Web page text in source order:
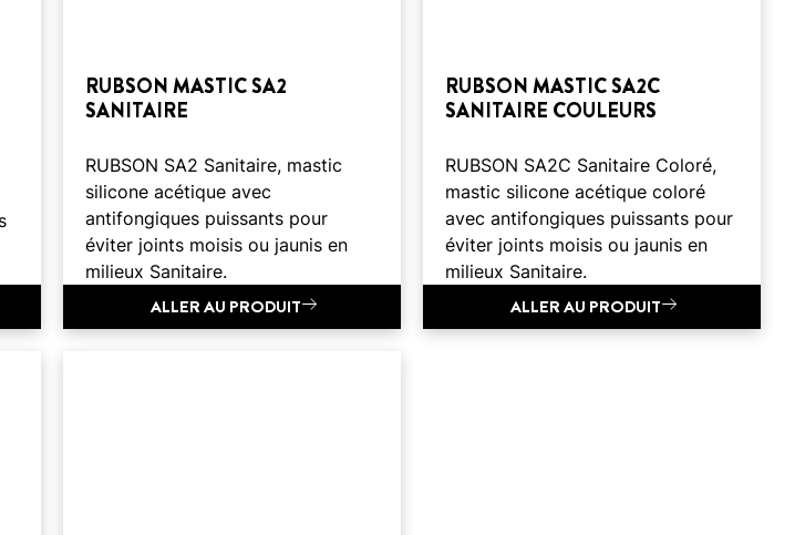
RUBSON MASTIC SA2
SANITAIRE
RUBSON SA2 Sanitaire, mastic
silicone acétique avec
antifongiques puissants pour
éviter joints moisis ou jaunis en
milieux Sanitaire.
ALLER AU PRODUIT
RUBSON MASTIC SA2C
SANITAIRE COULEURS
RUBSON SA2C Sanitaire Coloré,
mastic silicone acétique coloré
avec antifongiques puissants pour
éviter joints moisis ou jaunis en
milieux Sanitaire.
ALLER AU PRODUIT